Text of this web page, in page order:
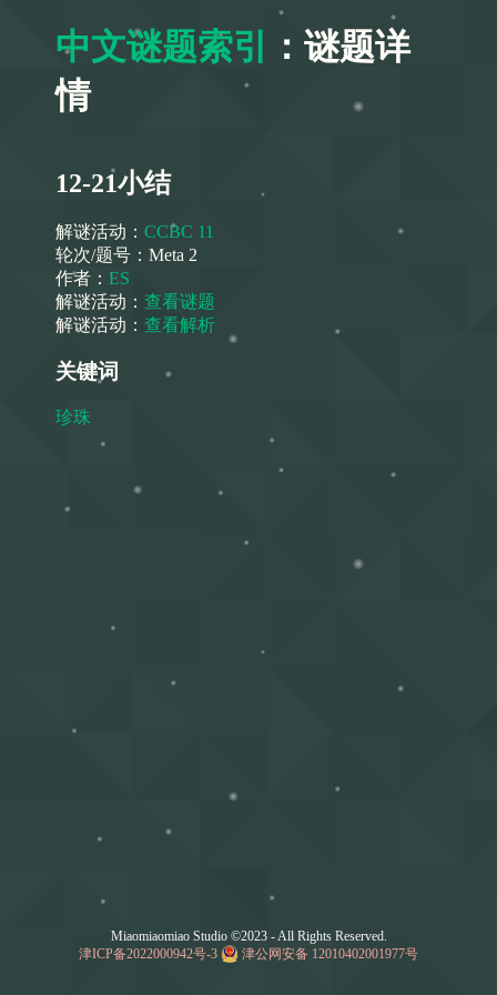
中文谜题索引
：谜题详
情
12-21小结
解谜活动： CCBC 11
轮次/题号： Meta 2
作者： ES
解谜活动： 查看谜题
解谜活动： 查看解析
关键词
珍珠
Miaomiaomiao Studio ©2023 - All Rights Reserved.
津ICP备2022000942号-3
津公网安备 12010402001977号